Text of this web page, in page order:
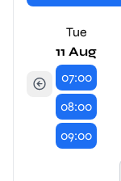
Tue
11 Aug
07:00
08:00
09:00